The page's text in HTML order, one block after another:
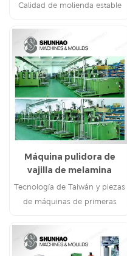
Calidad de molienda estable
Máquina pulidora de
vajilla de melamina
altamente automática
Tecnología de Taiwán y piezas
de máquinas de primeras